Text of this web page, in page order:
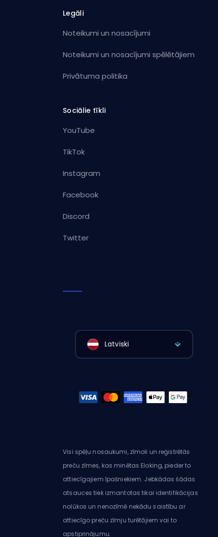
Legāli
Noteikumi un nosacījumi
Noteikumi un nosacījumi spēlētājiem
Privātuma politika
Sociālie tīkli
YouTube
TikTok
Instagram
Facebook
Discord
Twitter
Latviski
Visi spēļu nosaukumi, zīmoli un reģistrētās
preču zīmes, kas minētas Eloking, pieder to
attiecīgajiem īpašniekiem. Jebkādas šādas
atsauces tiek izmantotas tikai identifikācijas
nolūkos un nenozīmē nekādu saistību ar
attiecīgo preču zīmju turētājiem vai to
apstiprinājumu.